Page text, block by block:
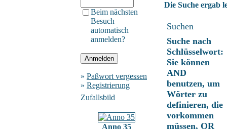
Beim nächsten
Besuch
automatisch
anmelden?
» Paßwort vergessen
» Registrierung
Zufallsbild
Anno 35
Die Suche ergab
Suchen
Suche nach
Schlüsselwort:
Sie können
AND
benutzen, um
Wörter zu
definieren, die
vorkommen
müssen, OR